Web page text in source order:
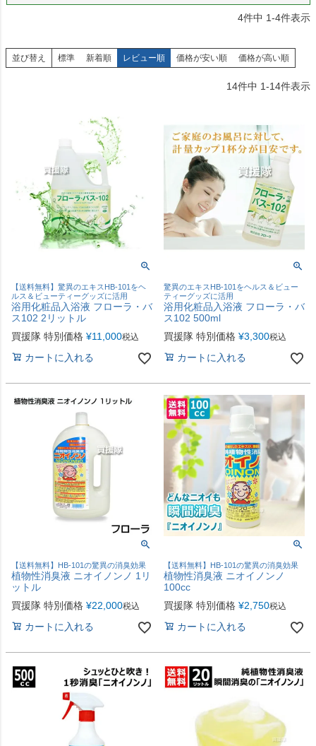
4件中 1-4件表示
並び替え 標準 新着順 レビュー順 価格が安い順 価格が高い順
14件中 1-14件表示
【送料無料】驚異のエキスHB-101をヘ
ルス＆ビューティーグッズに活用
浴用化粧品入浴液 フローラ・バ
ス102 2リットル
買援隊 特別価格 ¥11,000税込
カートに入れる
驚異のエキスHB-101をヘルス＆ビュー
ティーグッズに活用
浴用化粧品入浴液 フローラ・バ
ス102 500ml
買援隊 特別価格 ¥3,300税込
カートに入れる
【送料無料】HB-101の驚異の消臭効果
植物性消臭液 ニオイノンノ 1リ
ットル
買援隊 特別価格 ¥22,000税込
カートに入れる
【送料無料】HB-101の驚異の消臭効果
植物性消臭液 ニオイノンノ
100cc
買援隊 特別価格 ¥2,750税込
カートに入れる